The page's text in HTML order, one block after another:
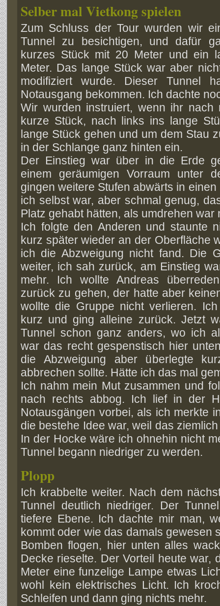
Selber mal Vietkong spielen
Zum Schluss der Tour wurden wir
Tunnel zu besichtigen, und dafür
kurzes Stück mit 20 Meter und ein
Meter. Das lange Stück war aber
modifiziert wurde. Dieser Tunnel
Notausgang bekommen. Ich dachte
Wir wurden instruiert, wenn ihr
kurze Stück, nach links ins lange
lange Stück gehen und um dem Stau
in der Schlange ganz hinten ein.
Der Einstieg war über in die Erde
einem geräumigen Vorraum unter
gingen weitere Stufen abwärts in
ich selbst war, aber schmal genug,
Platz gehabt hätten, als umdrehen war
Ich folgte den Anderen und staunte
kurz später wieder an der Oberfläche
ich die Abzweigung nicht fand. Die
weiter, ich sah zurück, am Einstieg
mehr. Ich wollte Andreas
zurück zu gehen, der hatte aber
wollte die Gruppe nicht verlieren.
kurz und ging alleine zurück. Jetzt
Tunnel schon ganz anders, wo ich
war das recht gespenstisch hier
die Abzweigung aber überlegte
abbrechen sollte. Hätte ich das mal
Ich nahm mein Mut zusammen und
nach rechts abbog. Ich lief in der
Notausgängen vorbei, als ich merkte
die bestehe Idee war, weil das
In der Hocke wäre ich ohnehin nicht
Tunnel begann niedriger zu werden.
Plopp
Ich krabbelte weiter. Nach dem
Tunnel deutlich niedriger. Der
tiefere Ebene. Ich dachte mir man,
kommt oder wie das damals gewesen
Bomben flogen, hier unten alles
Decke rieselte. Der Vorteil heute war,
Meter eine funzelige Lampe etwas
wohl kein elektrisches Licht. Ich
Schleifen und dann ging nichts mehr.